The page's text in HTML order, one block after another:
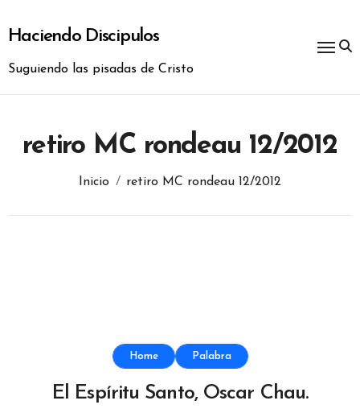
contenido
Haciendo Discipulos
Suguiendo las pisadas de Cristo
retiro MC rondeau 12/2012
Inicio retiro MC rondeau 12/2012
Home Palabra
El Espíritu Santo, Oscar Chau.